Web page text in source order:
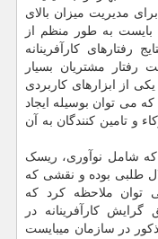
مدیریت میزان بالای
بایست به طور منظم از
رفتارهای کارآفرینانه
رفتار مشتریان بسیار
از ابزارهای کاربردی
می‏ توان بوسیله ایجاد
و تامین کنندگان به آن
که شامل نوآوری، ریسک
طلبی بوده و نقشی که
توان ملاحظه کرد که
کارآفرینانه در
در سازمان می‏بایست